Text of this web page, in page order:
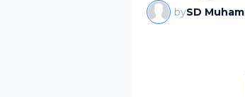
bySD